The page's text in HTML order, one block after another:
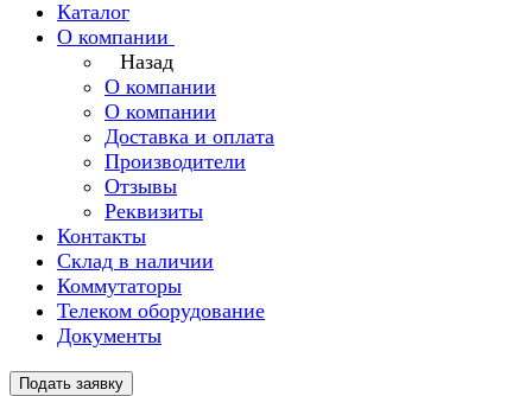
Каталог
О компании
Назад
О компании
О компании
Доставка и оплата
Производители
Отзывы
Реквизиты
Контакты
Склад в наличии
Коммутаторы
Телеком оборудование
Документы
Подать заявку